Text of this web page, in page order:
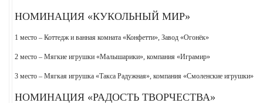
НОМИНАЦИЯ «КУКОЛЬНЫЙ МИР»
1 место – Коттедж и ванная комната «Конфетти», Завод «Огонёк»
2 место – Мягкие игрушки «Малышарики», компания «Играмир»
3 место – Мягкая игрушка «Такса Радужная», компания «Смоленские игрушки»
НОМИНАЦИЯ «РАДОСТЬ ТВОРЧЕСТВА»